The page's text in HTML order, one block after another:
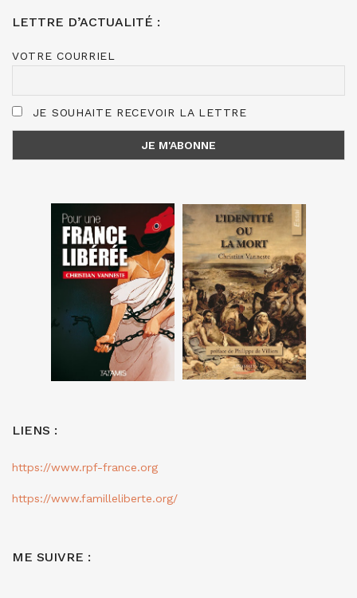
LETTRE D’ACTUALITÉ :
VOTRE COURRIEL
JE SOUHAITE RECEVOIR LA LETTRE
LIENS :
https://www.rpf-france.org
https://www.familleliberte.org/
ME SUIVRE :